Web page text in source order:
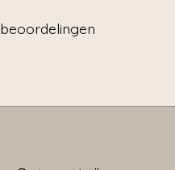
beoordelingen